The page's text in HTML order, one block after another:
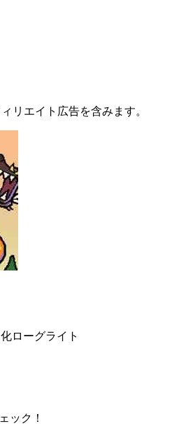
リエイト広告を含みます。
ローグライト
ック！